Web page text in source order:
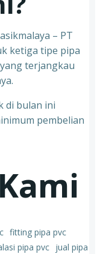
– PT
ketiga tipe pipa
terjangkau
di bulan ini
pembelian
fitting pipa pvc
pipa pvc jual pipa